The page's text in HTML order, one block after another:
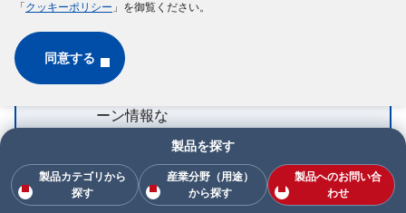
「 クッキーポリシー 」を御覧ください。
同意する
製品を探す
製品カテゴリから
探す
産業分野（用途）
から探す
製品へのお問い合
わせ
技術情報や注
目製品・イベ
ント情報、お
ーン情報な
ど、ここでし
か手に入らな
い情報をお届